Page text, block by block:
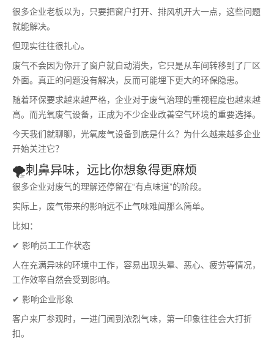
很多企业老板以为，只要把窗户打开、排风机开大一点，这些问题
就能解决。
但现实往往很扎心。
废气不会因为你开了窗户就自动消失，它只是从车间转移到了厂区
外面。真正的问题没有解决，反而可能埋下更大的环保隐患。
随着环保要求越来越严格，企业对于废气治理的重视程度也越来越
高。而光氧废气设备，正成为不少企业改善空气环境的重要选择。
今天我们就聊聊，光氧废气设备到底是什么？为什么越来越多企业
开始关注它？
🌪️刺鼻异味，远比你想象得更麻烦
很多企业对废气的理解还停留在“有点味道”的阶段。
实际上，废气带来的影响远不止气味难闻那么简单。
比如：
✔ 影响员工工作状态
人在充满异味的环境中工作，容易出现头晕、恶心、疲劳等情况，
工作效率自然会受到影响。
✔ 影响企业形象
客户来厂参观时，一进门闻到浓烈气味，第一印象往往会大打折
扣。